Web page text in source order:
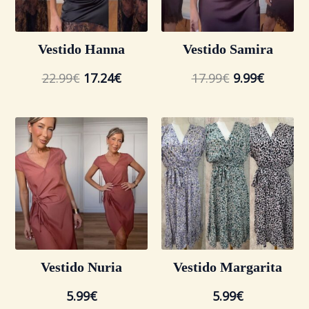
Vestido Hanna
22.99€ 17.24€
Vestido Samira
17.99€ 9.99€
Vestido Nuria
5.99€
Vestido Margarita
5.99€